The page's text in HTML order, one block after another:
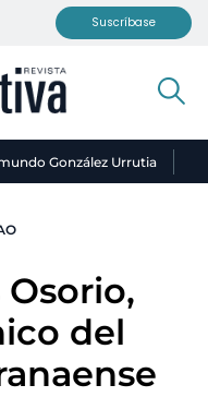
Suscríbase
González Urrutia
del